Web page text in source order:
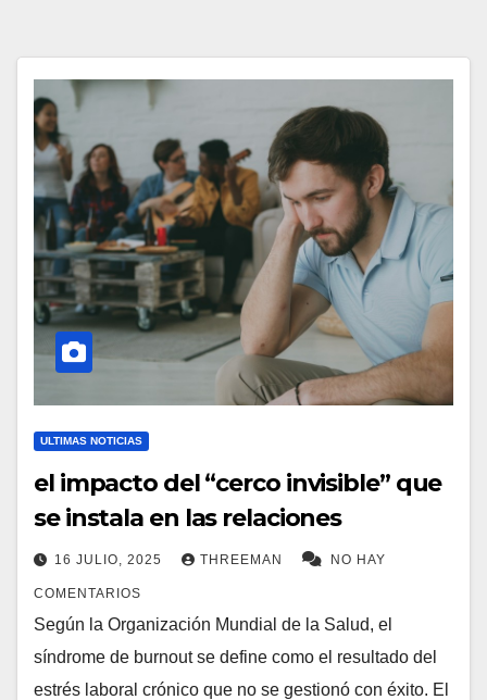
ULTIMAS NOTICIAS
el impacto del “cerco invisible” que
se instala en las relaciones
16 JULIO, 2025 THREEMAN NO HAY
COMENTARIOS
Según la Organización Mundial de la Salud, el
síndrome de burnout se define como el resultado del
estrés laboral crónico que no se gestionó con éxito. El